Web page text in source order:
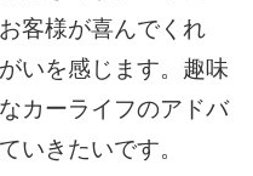
客様が喜んでくれ
いを感じます。趣味
カーライフのアドバ
いきたいです。